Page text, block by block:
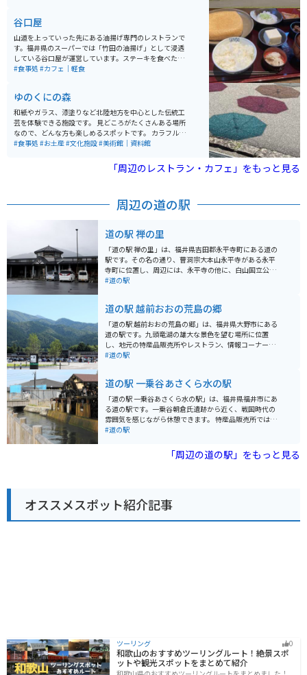
絶品です。六呂師高原スキーパークでは、夏季シーズン
も営業しています。夏季シーズン営業しているのはここ
だけです。 温泉施設「トロン温浴施設うらら館」では、
保湿や美肌効果のある温泉を楽しむことができます。夜
には日本一美しい星空を観賞できるスポットとしても知
まれています。アクセスは中部縦貫自動車道大野ICから
約15分です。
谷口屋
山道を上っていった先にある油揚げ専門のレストランで
す。福井県のスーパーでは「竹田の油揚げ」として浸透
している谷口屋が運営しています。ステーキを食べたの
と同じくらいの満足感を得られる油揚げをいただけま
#食事処 #カフェ｜軽食
ゆのくにの森
和紙やガラス、漆塗りなど北陸地方を中心とした伝統工
芸を体験できる施設です。 見どころがたくさんある場所
なので、どんな方も楽しめるスポットです。 カラフルな
傘や窓の格子につけられた風車など写真映えするところ
#食事処 #お土産#文化施設#美術館｜資料館
「周辺のレストラン・カフェ」をもっと見る
周辺の道の駅
道の駅 禅の里
「道の駅 禅の里」は、福井県吉田郡永平寺町にある道の
駅です。その名の通り、曹洞宗大本山永平寺がある永平
寺町に位置し、周辺には、永平寺の他に、白山国立公園
の豊かな自然が広がっています。 施設内には、地元の新
す。 バイクで訪れる場合、道の駅には広い駐車場が完備
されているので安心です。永平寺周辺は、自然豊かな山
間部を走るワインディングロードが続くので、ツーリン
グにも最適です。ただし、山間部は天候が変わりやすい
ので、雨具の準備など、十分な注意が必要です。 永平寺
で、お土産にいかがでしょうか。
#道の駅
道の駅 越前おおの荒島の郷
「道の駅 越前おおの荒島の郷」は、福井県大野市にある
道の駅です。九頭竜湖の雄大な景色を望む場所に位置
し、地元の特産品販売所やレストラン、情報コーナーな
どを併設しています。 新鮮な地元産の野菜や山菜、きの
名物である「大野そば」や、地元産の食材を使った料理
を楽しむことができます。 バイクで訪れる場合、道の駅
には広い駐車場が完備されているので安心です。九頭竜
湖周辺は、自然豊かな景色の中をツーリングするのに最
適なルートです。周辺には、キャンプ場や温泉施設など
も、地元産の醤油や味噌などの調味料が販売されている
#道の駅
道の駅 一乗谷あさくら水の駅
「道の駅 一乗谷あさくら水の駅」は、福井県福井市にあ
る道の駅です。一乗谷朝倉氏遺跡から近く、戦国時代の
雰囲気を感じながら休憩できます。 特産品販売所では、
地元産の新鮮な野菜や果物が購入できます。レストラン
るので安心して停められます。また、道の駅周辺には、
ょうか。
#道の駅
「周辺の道の駅」をもっと見る
オススメスポット紹介記事
ツーリング 0
和歌山のおすすめツーリングルート！絶景スポ
ットや観光スポットをまとめて紹介